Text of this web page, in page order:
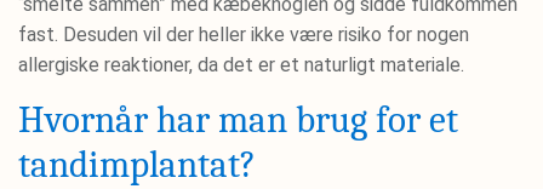
fast. Desuden vil der heller ikke være risiko for nogen
allergiske reaktioner, da det er et naturligt materiale.
Hvornår har man brug for et
tandimplantat?